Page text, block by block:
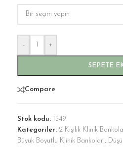
- +
SEPETE
Compare
Stok kodu:
1549
Kategoriler: 2 Kişilik Klinik
Büyük Boyutlu Klinik Bankoları,